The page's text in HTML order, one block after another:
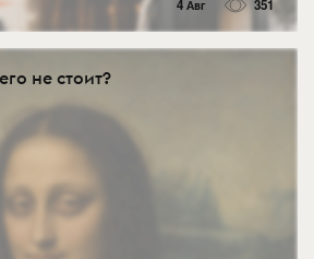
4 Авг 351
не стоит?